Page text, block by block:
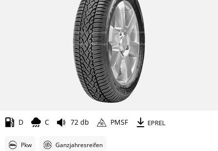
D C 72 db PMSF EPREL
Pkw Ganzjahresreifen